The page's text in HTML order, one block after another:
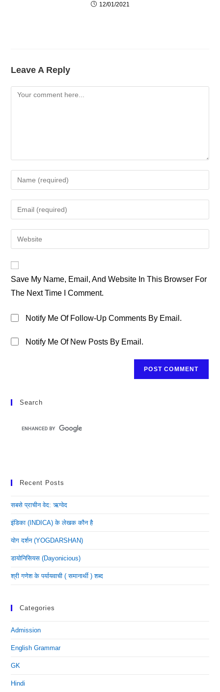
12/01/2021
Leave A Reply
Comment
Your
Name
Or
To
Comment
Your
Email
Address
Your
URL
(optional)
Save My Name, Email, And Website In This Browser For
The Next Time I Comment.
Notify Me Of Follow-Up Comments By Email.
Notify Me Of New Posts By Email.
Search
Recent Posts
सबसे प्राचीन वेद: ऋग्वेद
इंडिका (INDICA) के लेखक कौन है
योग दर्शन (YOGDARSHAN)
डायोनिसियस (dayonicious)
श्री गणेश के पर्यायवाची ( समानार्थी ) शब्द
Categories
Admission
English Grammar
GK
Hindi